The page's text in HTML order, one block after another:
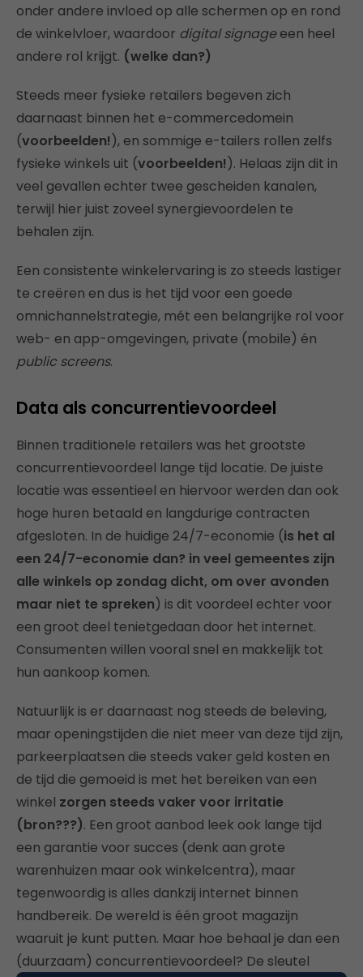
onder andere invloed op alle schermen op en rond
de winkelvloer, waardoor digital signageeen heel
andere rol krijgt. (welke dan?)
Steeds meer fysieke retailers begeven zich
daarnaast binnen het e-commercedomein
(voorbeelden!), en sommige e-tailers rollen zelfs
fysieke winkels uit (voorbeelden!). Helaas zijn dit in
veel gevallen echter twee gescheiden kanalen,
terwijl hier juist zoveel synergievoordelen te
behalen zijn.
Een consistente winkelervaring is zo steeds lastiger
te creëren en dus is het tijd voor een goede
omnichannelstrategie, mét een belangrijke rol voor
web- en app-omgevingen, private (mobile) én
public screens.
Data als concurrentievoordeel
Binnen traditionele retailers was het grootste
concurrentievoordeel lange tijd locatie. De juiste
locatie was essentieel en hiervoor werden dan ook
hoge huren betaald en langdurige contracten
afgesloten. In de huidige 24/7-economie (is het al
een 24/7-economie dan? in veel gemeentes zijn
alle winkels op zondag dicht, om over avonden
maar niet te spreken) is dit voordeel echter voor
een groot deel tenietgedaan door het internet.
Consumenten willen vooral snel en makkelijk tot
hun aankoop komen.
Natuurlijk is er daarnaast nog steeds de beleving,
maar openingstijden die niet meer van deze tijd zijn,
parkeerplaatsen die steeds vaker geld kosten en
de tijd die gemoeid is met het bereiken van een
winkel zorgen steeds vaker voor irritatie
(bron???). Een groot aanbod leek ook lange tijd
een garantie voor succes (denk aan grote
warenhuizen maar ook winkelcentra), maar
tegenwoordig is alles dankzij internet binnen
handbereik. De wereld is één groot magazijn
waaruit je kunt putten. Maar hoe behaal je dan een
(duurzaam) concurrentievoordeel? De sleutel